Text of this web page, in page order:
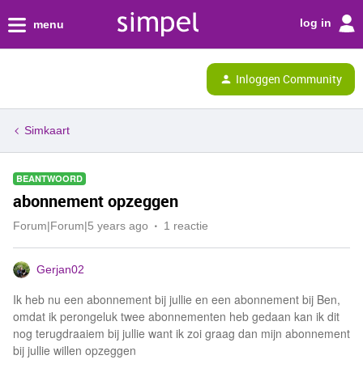
menu log in
Inloggen Community
Simkaart
BEANTWOORD
abonnement opzeggen
Forum|Forum|5 years ago 1 reactie
Gerjan02
Ik heb nu een abonnement bij jullie en een abonnement bij Ben,
omdat ik perongeluk twee abonnementen heb gedaan kan ik dit
nog terugdraaiem bij jullie want ik zoi graag dan mijn abonnement
bij jullie willen opzeggen